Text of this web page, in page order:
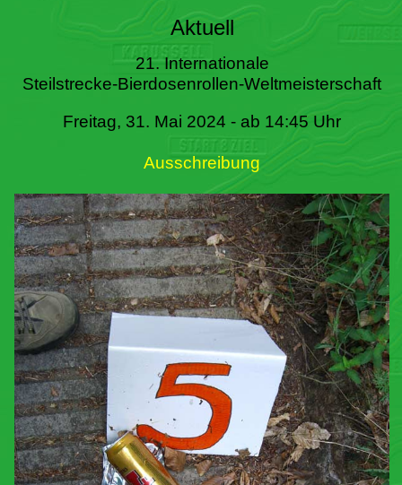
Literatur
Termine
Aktuell
21. Internationale
Steilstrecke-Bierdosenrollen-Weltmeisterschaft
Freitag, 31. Mai 2024 - ab 14:45 Uhr
Ausschreibung